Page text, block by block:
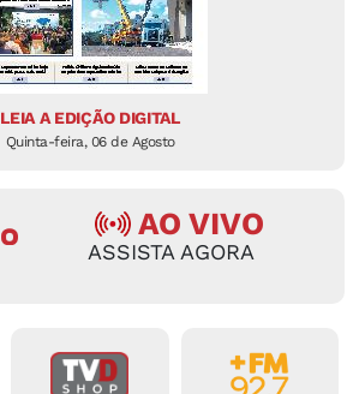
LEIA A EDIÇÃO DIGITAL
Quinta-feira, 06 de Agosto
AO VIVO
ASSISTA AGORA